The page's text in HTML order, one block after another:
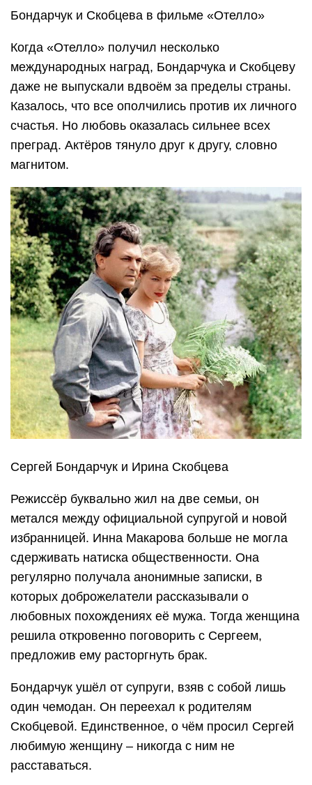
Бондарчук и Скобцева в фильме «Отелло»
Когда «Отелло» получил несколько
международных наград, Бондарчука и Скобцеву
даже не выпускали вдвоём за пределы страны.
Казалось, что все ополчились против их личного
счастья. Но любовь оказалась сильнее всех
преград. Актёров тянуло друг к другу, словно
магнитом.
Сергей Бондарчук и Ирина Скобцева
Режиссёр буквально жил на две семьи, он
метался между официальной супругой и новой
избранницей. Инна Макарова больше не могла
сдерживать натиска общественности. Она
регулярно получала анонимные записки, в
которых доброжелатели рассказывали о
любовных похождениях её мужа. Тогда женщина
решила откровенно поговорить с Сергеем,
предложив ему расторгнуть брак.
Бондарчук ушёл от супруги, взяв с собой лишь
один чемодан. Он переехал к родителям
Скобцевой. Единственное, о чём просил Сергей
любимую женщину – никогда с ним не
расставаться.